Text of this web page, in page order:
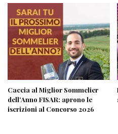
Caccia al Miglior Sommelier
dell’Anno FISAR: aprono le
iscrizioni al Concorso 2026